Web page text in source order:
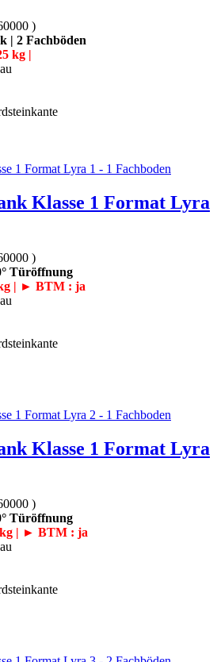
)
| 2 Fachböden
kg |
Klasse 1 Format Lyra
)
Türöffnung
| ► BTM : ja
Klasse 1 Format Lyra
)
Türöffnung
kg | ► BTM : ja